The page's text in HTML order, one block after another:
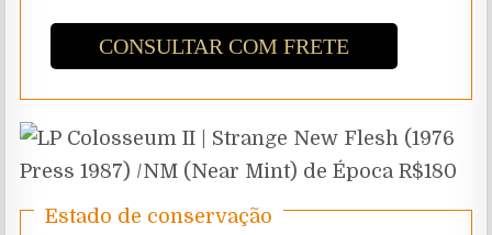
CONSULTAR COM FRETE
Estado de conservação